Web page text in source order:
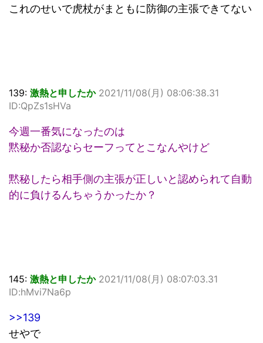
これのせいで虎杖がまともに防御の主張できてない
139: 激熱と申したか 2021/11/08(月) 08:06:38.31
ID:QpZs1sHVa
今週一番気になったのは
黙秘か否認ならセーフってとこなんやけど
黙秘したら相手側の主張が正しいと認められて自動
的に負けるんちゃうかったか？
145: 激熱と申したか 2021/11/08(月) 08:07:03.31
ID:hMvi7Na6p
>>139
せやで